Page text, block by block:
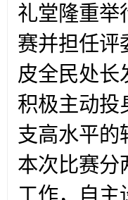
礼堂隆重举
赛并担任评
皮全民处长
积极主动投
支高水平的
本次比赛分
工作，自主